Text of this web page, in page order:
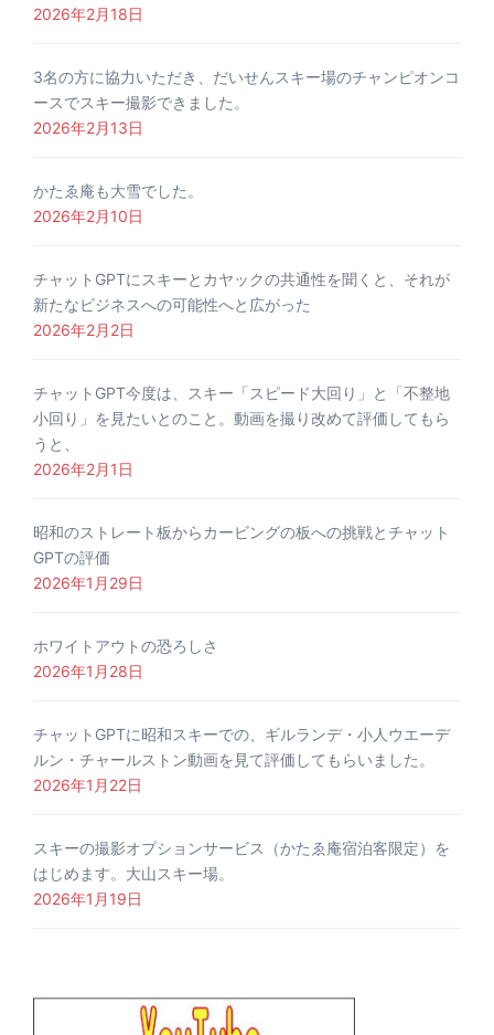
2026年2月18日
3名の方に協力いただき、だいせんスキー場のチャンピオンコ
ースでスキー撮影できました。
2026年2月13日
かたゑ庵も大雪でした。
2026年2月10日
チャットGPTにスキーとカヤックの共通性を聞くと、それが
新たなビジネスへの可能性へと広がった
2026年2月2日
チャットGPT今度は、スキー「スピード大回り」と「不整地
小回り」を見たいとのこと。動画を撮り改めて評価してもら
うと、
2026年2月1日
昭和のストレート板からカービングの板への挑戦とチャット
GPTの評価
2026年1月29日
ホワイトアウトの恐ろしさ
2026年1月28日
チャットGPTに昭和スキーでの、ギルランデ・小人ウエーデ
ルン・チャールストン動画を見て評価してもらいました。
2026年1月22日
スキーの撮影オプションサービス（かたゑ庵宿泊客限定）を
はじめます。大山スキー場。
2026年1月19日